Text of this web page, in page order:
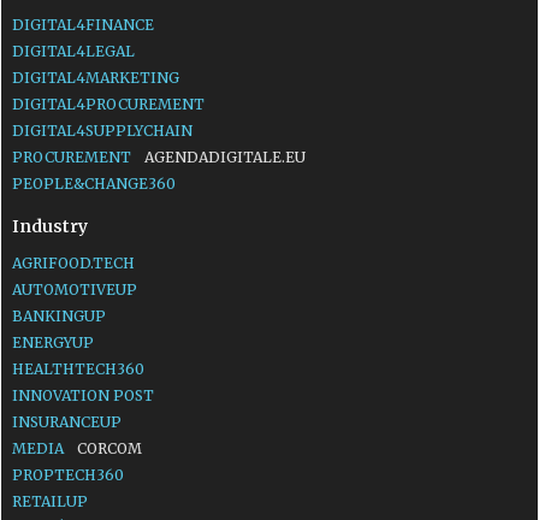
DIGITAL4FINANCE
DIGITAL4LEGAL
DIGITAL4MARKETING
DIGITAL4PROCUREMENT
DIGITAL4SUPPLYCHAIN
PROCUREMENT
AGENDADIGITALE.EU
PEOPLE&CHANGE360
Industry
AGRIFOOD.TECH
AUTOMOTIVEUP
BANKINGUP
ENERGYUP
HEALTHTECH360
INNOVATION POST
INSURANCEUP
MEDIA
CORCOM
PROPTECH360
RETAILUP